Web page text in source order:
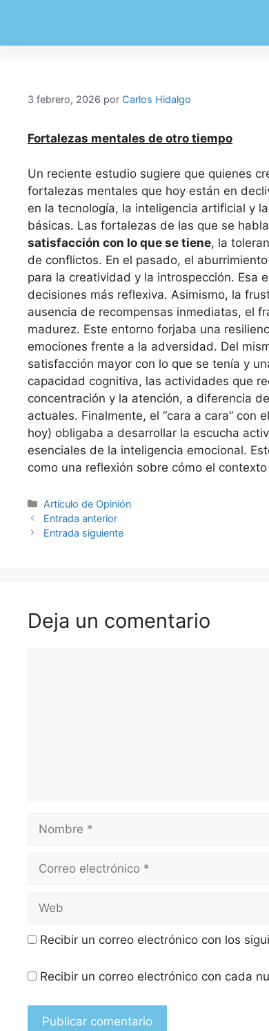
3 febrero, 2026 por Carlos Hidalgo
Fortalezas mentales de otro tiempo
Un reciente estudio sugiere que quienes
fortalezas mentales que hoy están en
en la tecnología, la inteligencia artificial y
básicas. Las fortalezas de las que se
satisfacción con lo que se tiene, la
de conflictos. En el pasado, el
para la creatividad y la introspección. Esa
decisiones más reflexiva. Asimismo, la
ausencia de recompensas inmediatas, el
madurez. Este entorno forjaba una
emociones frente a la adversidad. Del
satisfacción mayor con lo que se tenía y
capacidad cognitiva, las actividades que
concentración y la atención, a diferencia
actuales. Finalmente, el “cara a cara”
hoy) obligaba a desarrollar la escucha
esenciales de la inteligencia emocional.
como una reflexión sobre cómo el
Artículo de Opinión
Entrada anterior
Entrada siguiente
Deja un comentario
Recibir un correo electrónico con los
Recibir un correo electrónico con cada